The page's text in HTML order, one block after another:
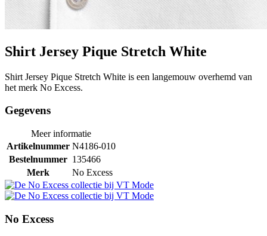
Shirt Jersey Pique Stretch White
Shirt Jersey Pique Stretch White is een langemouw overhemd van
het merk No Excess.
Gegevens
Meer informatie
Artikelnummer N4186-010
Bestelnummer 135466
Merk
No Excess
No Excess